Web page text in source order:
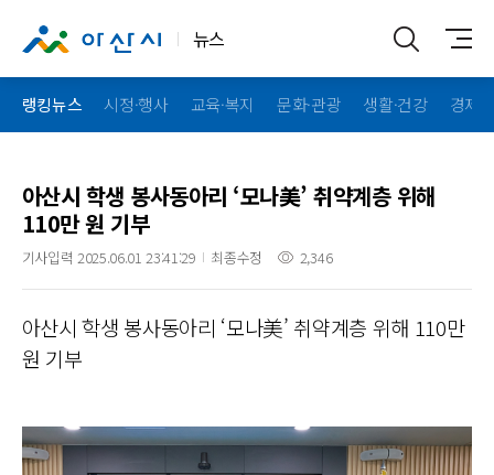
뉴스
랭킹뉴스 시정·행사 교육·복지 문화·관광 생활·건강 경제·
아산시 학생 봉사동아리 ‘모나美’ 취약계층 위해
110만 원 기부
기사입력 2025.06.01 23:41:29 최종수정 2,346
아산시 학생 봉사동아리 ‘모나美’ 취약계층 위해 110만
원 기부